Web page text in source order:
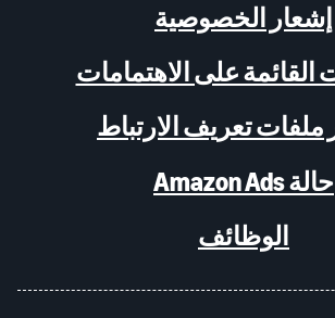
إشعار الخصوصية
القائمة على الاهتمامات
ملفات تعريف الارتباط
حالة Amazon Ads
الوظائف